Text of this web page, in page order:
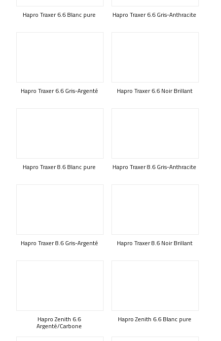
Hapro Traxer 6.6 Blanc pure Hapro Traxer 6.6 Gris-Anthracite
Hapro Traxer 6.6 Gris-Argenté Hapro Traxer 6.6 Noir Brillant
Hapro Traxer 8.6 Blanc pure Hapro Traxer 8.6 Gris-Anthracite
Hapro Traxer 8.6 Gris-Argenté Hapro Traxer 8.6 Noir Brillant
Hapro Zenith 6.6
Argenté/Carbone
Hapro Zenith 6.6 Blanc pure